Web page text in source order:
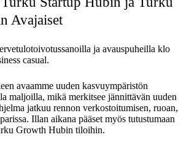
Avajaiset
ja avauspuheilla klo
casual.
avaamme uuden kasvuympäristön
maljoilla, mikä merkitsee jännittävän uuden
jatkuu rennon verkostoitumisen, ruoan,
Illan aikana pääset myös tutustumaan
Growth Hubin tiloihin.